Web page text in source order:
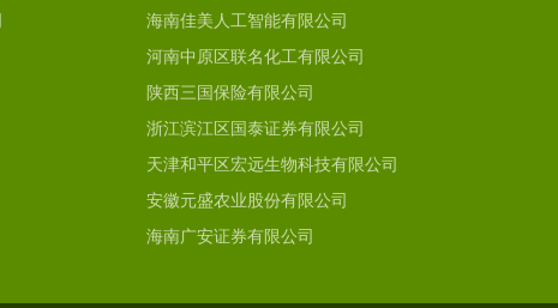
海南佳美人工智能有限公司
河南中原区联名化工有限公司
陕西三国保险有限公司
浙江滨江区国泰证券有限公司
天津和平区宏远生物科技有限公司
安徽元盛农业股份有限公司
海南广安证券有限公司